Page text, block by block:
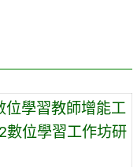
位學習教師增能工
數位學習工作坊研